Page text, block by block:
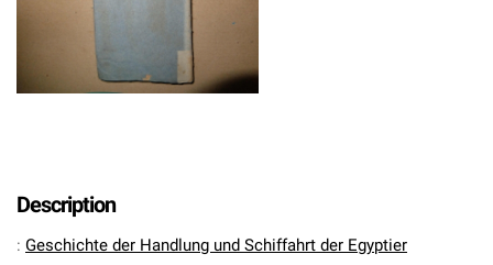
Description
: Geschichte der Handlung und Schiffahrt der Egyptier